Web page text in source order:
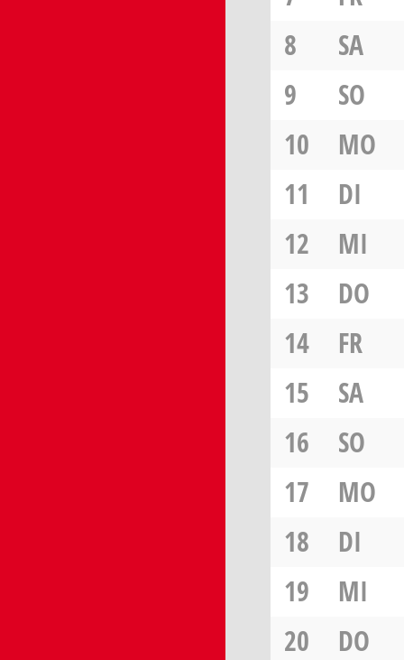
8
SA
9
SO
10
MO
11
DI
12
MI
13
DO
14
FR
15
SA
16
SO
17
MO
18
DI
19
MI
20
DO